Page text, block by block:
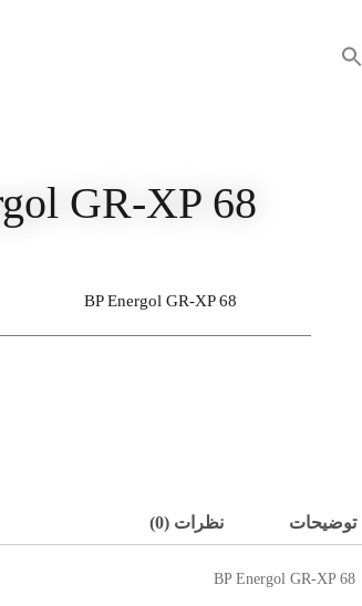
جستجو
برای:
GR-XP 68
BP Energol GR-XP 68
توضیحات نظرات (0)
BP Energol GR-XP 68